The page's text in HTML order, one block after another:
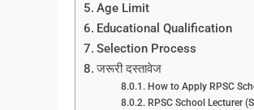
Age Limit
Educational Qualification
Selection Process
जरूरी दस्तावेज
How to Apply RPSC
RPSC School Lecturer